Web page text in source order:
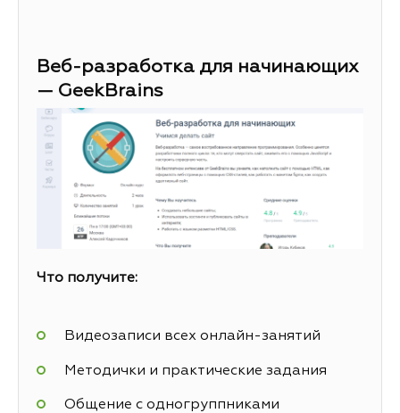
Веб-разработка для начинающих
— GeekBrains
Что получите:
Видеозаписи всех онлайн-занятий
Методички и практические задания
Общение с одногруппниками